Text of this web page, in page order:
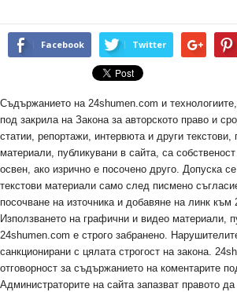
Facebook Twitter
Съдържанието на 24shumen.com и
под закрила на Закона за авторското право и
статии, репортажи, интервюта и други
материали, публикувани в сайта, са
освен, ако изрично е посочено друго. Допуска
текстови материали само след писмено
посочване на източника и добавяне на линк към
Използването на графични и видео материали,
24shumen.com е строго забранено.
санкционирани с цялата строгост на закона.
отговорност за съдържанието на коментарите
Администраторите на сайта запазват правото